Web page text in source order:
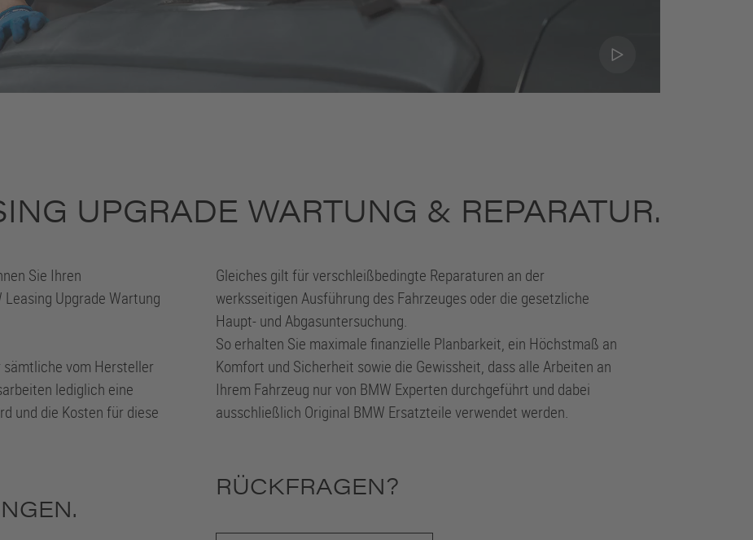
UPGRADE WARTUNG & REPARATUR.
Sie Ihren
Upgrade Wartung
sämtliche vom Hersteller
lediglich eine
und die Kosten für diese
Gleiches gilt für verschleißbedingte Reparaturen an der
werksseitigen Ausführung des Fahrzeuges oder die gesetzliche
Haupt- und Abgasuntersuchung.
So erhalten Sie maximale finanzielle Planbarkeit, ein Höchstmaß an
Komfort und Sicherheit sowie die Gewissheit, dass alle Arbeiten an
Ihrem Fahrzeug nur von BMW Experten durchgeführt und dabei
ausschließlich Original BMW Ersatzteile verwendet werden.
RÜCKFRAGEN?